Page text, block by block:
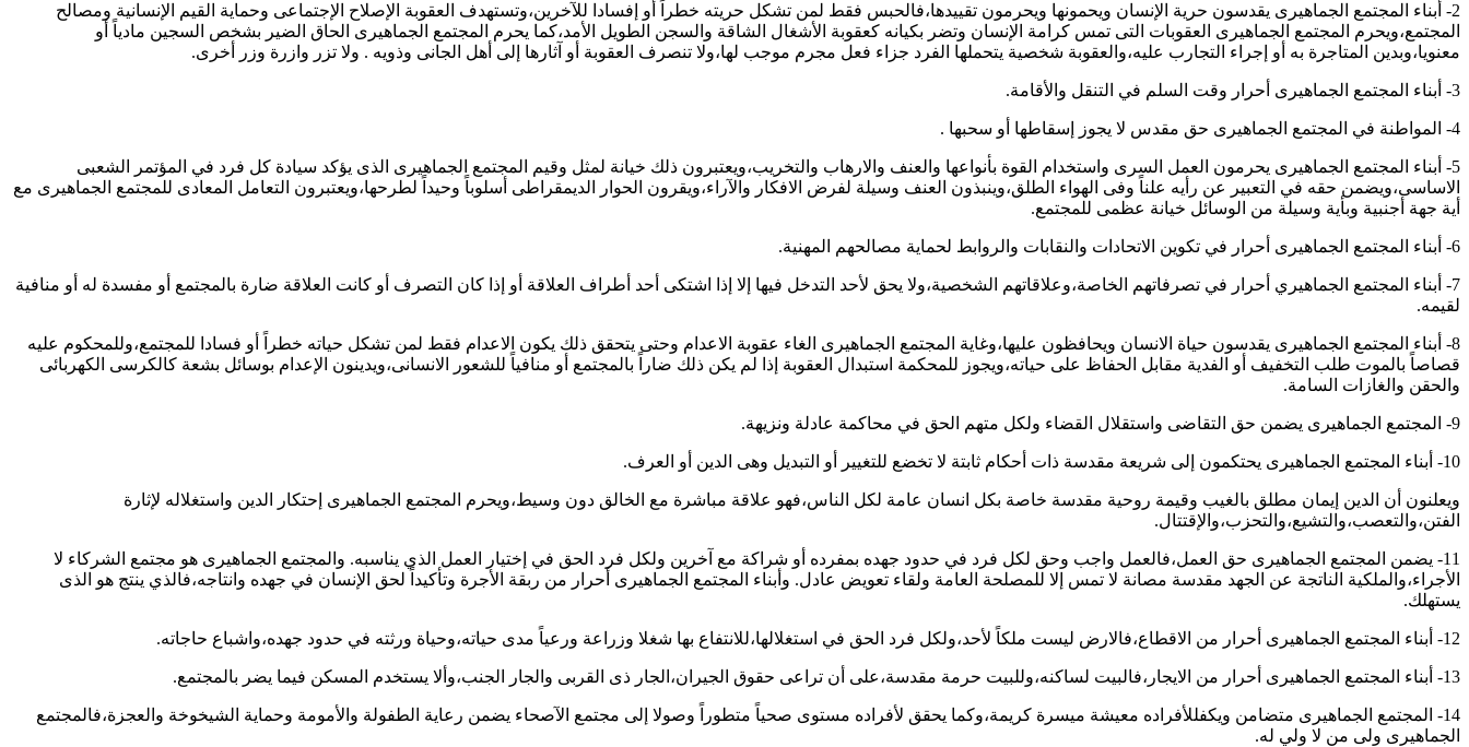
2- أبناء المجتمع الجماهيرى يقدسون حرية الإنسان ويحمونها ويحرمون تقييدها،فالحبس فقط لمن تشكل حريته خطراً أو إفسادا للآخرين،وتستهدف العقوبة الإصلاح الإجتماعى وحماية القيم الإنسانية ومصالح
المجتمع،ويحرم المجتمع الجماهيرى العقوبات التى تمس كرامة الإنسان وتضر بكيانه كعقوبة الأشغال الشاقة والسجن الطويل الأمد،كما يحرم المجتمع الجماهيرى الحاق الضير بشخص السجين مادياً أو
معنويا،وبدين المتاجرة به أو إجراء التجارب عليه،والعقوبة شخصية يتحملها الفرد جزاء فعل مجرم موجب لها،ولا تنصرف العقوبة أو آثارها إلى أهل الجانى وذويه . ولا تزر وازرة وزر أخرى.
3- أبناء المجتمع الجماهيرى أحرار وقت السلم في التنقل والأقامة.
4- المواطنة في المجتمع الجماهيرى حق مقدس لا يجوز إسقاطها أو سحبها .
5- أبناء المجتمع الجماهيرى يحرمون العمل السرى واستخدام القوة بأنواعها والعنف والارهاب والتخريب،ويعتبرون ذلك خيانة لمثل وقيم المجتمع الجماهيرى الذى يؤكد سيادة كل فرد في المؤتمر الشعبى
الاساسى،ويضمن حقه في التعبير عن رأيه علناً وفى الهواء الطلق،وينبذون العنف وسيلة لفرض الافكار والآراء،ويقرون الحوار الديمقراطى أسلوباً وحيداً لطرحها،ويعتبرون التعامل المعادى للمجتمع الجماهيرى مع
أية جهة أجنبية وبأية وسيلة من الوسائل خيانة عظمى للمجتمع.
6- أبناء المجتمع الجماهيرى أحرار في تكوين الاتحادات والنقابات والروابط لحماية مصالحهم المهنية.
7- أبناء المجتمع الجماهيري أحرار في تصرفاتهم الخاصة،وعلاقاتهم الشخصية،ولا يحق لأحد التدخل فيها إلا إذا اشتكى أحد أطراف العلاقة أو إذا كان التصرف أو كانت العلاقة ضارة بالمجتمع أو مفسدة له أو منافية
لقيمه.
8- أبناء المجتمع الجماهيرى يقدسون حياة الانسان ويحافظون عليها،وغاية المجتمع الجماهيرى الغاء عقوبة الاعدام وحتى يتحقق ذلك يكون الاعدام فقط لمن تشكل حياته خطراً أو فسادا للمجتمع،وللمحكوم عليه
قصاصاً بالموت طلب التخفيف أو الفدية مقابل الحفاظ على حياته،ويجوز للمحكمة استبدال العقوبة إذا لم يكن ذلك ضاراً بالمجتمع أو منافياً للشعور الانسانى،ويدينون الإعدام بوسائل بشعة كالكرسى الكهربائى
والحقن والغازات السامة.
9- المجتمع الجماهيرى يضمن حق التقاضى واستقلال القضاء ولكل متهم الحق في محاكمة عادلة ونزيهة.
10- أبناء المجتمع الجماهيرى يحتكمون إلى شريعة مقدسة ذات أحكام ثابتة لا تخضع للتغيير أو التبديل وهى الدين أو العرف.
ويعلنون أن الدين إيمان مطلق بالغيب وقيمة روحية مقدسة خاصة بكل انسان عامة لكل الناس،فهو علاقة مباشرة مع الخالق دون وسيط،ويحرم المجتمع الجماهيرى إحتكار الدين واستغلاله لإثارة
الفتن،والتعصب،والتشيع،والتحزب،والإقتتال.
11- يضمن المجتمع الجماهيرى حق العمل،فالعمل واجب وحق لكل فرد في حدود جهده بمفرده أو شراكة مع آخرين ولكل فرد الحق في إختيار العمل الذي يناسبه. والمجتمع الجماهيرى هو مجتمع الشركاء لا
الأجراء،والملكية الناتجة عن الجهد مقدسة مصانة لا تمس إلا للمصلحة العامة ولقاء تعويض عادل. وأبناء المجتمع الجماهيرى أحرار من ربقة الأجرة وتأكيداً لحق الإنسان في جهده وانتاجه،فالذي ينتج هو الذى
يستهلك.
12- أبناء المجتمع الجماهيرى أحرار من الاقطاع،فالارض ليست ملكاً لأحد،ولكل فرد الحق في استغلالها،للانتفاع بها شغلا وزراعة ورعياً مدى حياته،وحياة ورثته في حدود جهده،واشباع حاجاته.
13- أبناء المجتمع الجماهيرى أحرار من الايجار،فالبيت لساكنه،وللبيت حرمة مقدسة،على أن تراعى حقوق الجيران،الجار ذى القربى والجار الجنب،وألا يستخدم المسكن فيما يضر بالمجتمع.
14- المجتمع الجماهيرى متضامن ويكفللأفراده معيشة ميسرة كريمة،وكما يحقق لأفراده مستوى صحياً متطوراً وصولا إلى مجتمع الآصحاء يضمن رعاية الطفولة والأمومة وحماية الشيخوخة والعجزة،فالمجتمع
الجماهيرى ولى من لا ولي له.